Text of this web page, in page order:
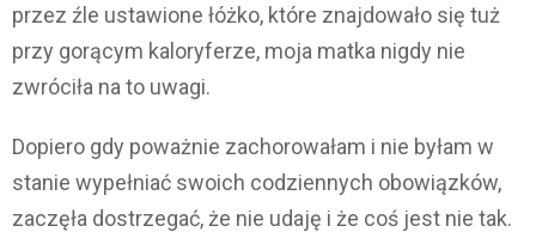
przez źle ustawione łóżko, które znajdowało się tuż
przy gorącym kaloryferze, moja matka nigdy nie
zwróciła na to uwagi.
Dopiero gdy poważnie zachorowałam i nie byłam w
stanie wypełniać swoich codziennych obowiązków,
zaczęła dostrzegać, że nie udaję i że coś jest nie tak.